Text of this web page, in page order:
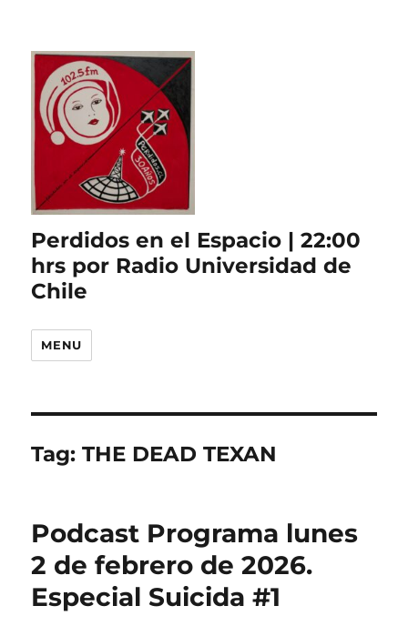
Perdidos en el Espacio | 22:00
hrs por Radio Universidad de
Chile
MENU
Tag:THE DEAD TEXAN
Podcast Programa lunes
2 de febrero de 2026.
Especial Suicida #1